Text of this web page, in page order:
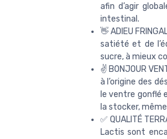
afin d’agir
intestinal.
👋 ADIEU
satiété et de
sucre, à mieux
✌️ BONJOUR
à l’origine des
le ventre gonflé
la stocker,
✅ QUALITÉ
Lactis sont